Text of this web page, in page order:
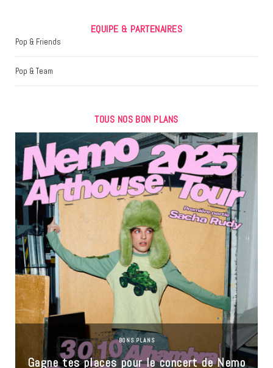
EQUIPE & PARTENAIRES
Pop & Friends
Pop & Team
TOUS NOS BON PLANS
BONS PLANS
Gagne tes places pour le concert de Nemo